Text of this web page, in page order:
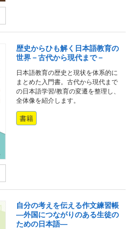
歴史からひも解く日本語教育の
世界－古代から現代まで－
日本語教育の歴史と現状を体系的に
まとめた入門書。古代から現代まで
の日本語学習/教育の変遷を整理し、
全体像を紹介します。
書籍
自分の考えを伝える作文練習帳
―外国につながりのある生徒の
ための日本語―